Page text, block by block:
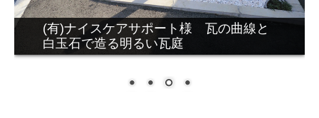
喫茶若大将様 色んな素材を使い、楽し
く使える瓦庭